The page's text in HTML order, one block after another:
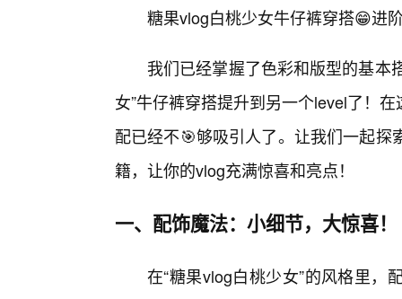
糖果vlog白桃少女牛仔裤穿搭😁进
我们已经掌握了色彩和版型的基本
女”牛仔裤穿搭提升到另一个level了！
配已经不🎯够吸引人了。让我们一起
籍，让你的vlog充满惊喜和亮点！
一、配饰魔法：小细节，大惊喜！
在“糖果vlog白桃少女”的风格里，